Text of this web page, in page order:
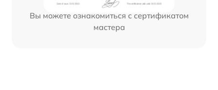
Вы можете ознакомиться с сертификатом
мастера